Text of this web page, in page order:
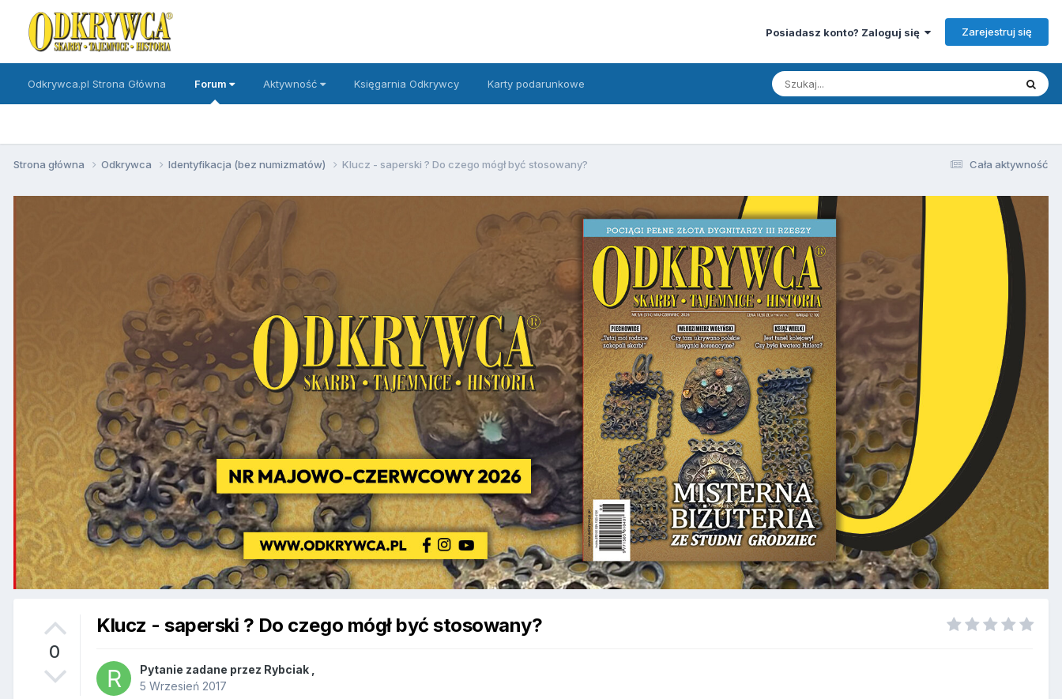
Posiadasz konto? Zaloguj się Zarejestruj się
Odkrywca.pl Strona Główna Forum Aktywność Księgarnia Odkrywcy Karty podarunkowe
Cała aktywność
Strona główna Odkrywca Identyfikacja (bez numizmatów) Klucz - saperski ? Do czego mógł być stosowany?
0
Klucz - saperski ? Do czego mógł być stosowany?
Pytanie zadane przez Rybciak
5 Wrzesień 2017